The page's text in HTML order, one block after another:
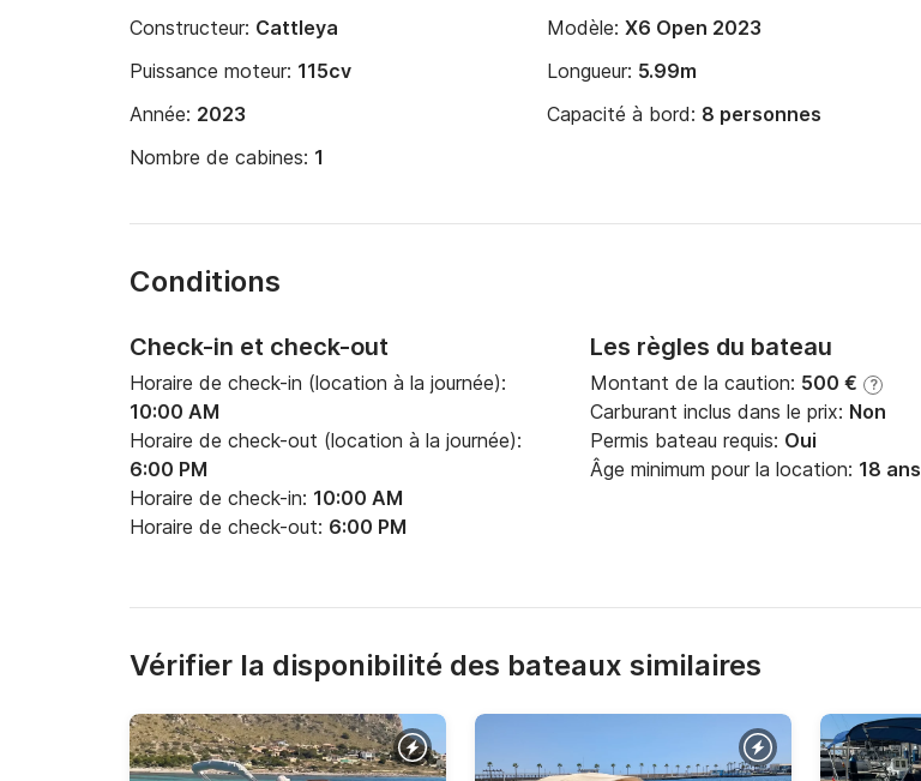
Constructeur: Cattleya Modèle: X6 Open 2023
Puissance moteur: 115cv Longueur: 5.99m
Année: 2023 Capacité à bord: 8 personnes
Nombre de cabines: 1
Conditions
Check-in et check-out
Horaire de check-in (location à la journée):
10:00 AM
Horaire de check-out (location à la journée):
6:00 PM
Horaire de check-in: 10:00 AM
Horaire de check-out: 6:00 PM
Les règles du bateau
Montant de la caution: 500 € ?
Carburant inclus dans le prix: Non
Permis bateau requis: Oui
Âge minimum pour la location: 18 ans
Vérifier la disponibilité des bateaux similaires